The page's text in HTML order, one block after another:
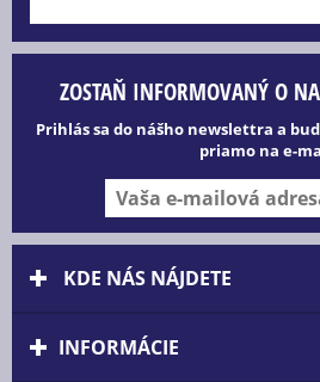
ZOSTAŇ INFORMOVANÝ O
Prihlás sa do nášho newslettra a
priamo na e-
KDE NÁS NÁJDETE
INFORMÁCIE